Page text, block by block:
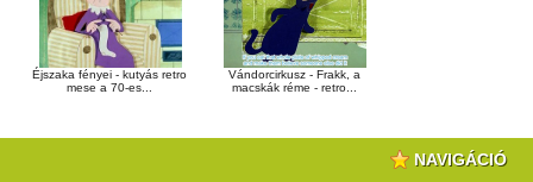
Éjszaka fényei - kutyás retro
mese a 70-es...
Vándorcirkusz - Frakk, a
macskák réme - retro...
NAVIGÁCIÓ